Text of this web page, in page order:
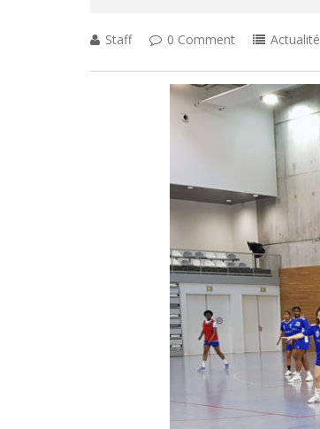
Staff 0 Comment Actualité